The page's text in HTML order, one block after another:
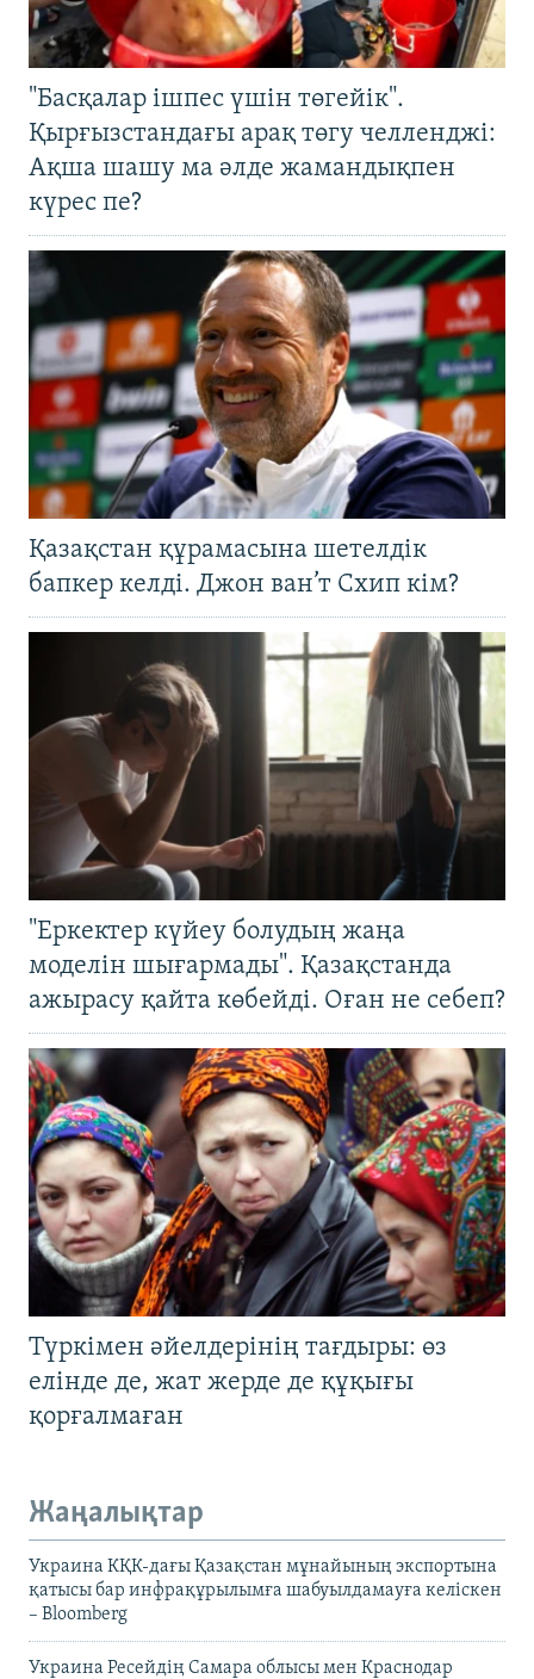
"Басқалар ішпес үшін төгейік".
Қырғызстандағы арақ төгу челленджі:
Ақша шашу ма әлде жамандықпен
күрес пе?
Қазақстан құрамасына шетелдік
бапкер келді. Джон ван’т Схип кім?
"Еркектер күйеу болудың жаңа
моделін шығармады". Қазақстанда
ажырасу қайта көбейді. Оған не себеп?
Түркімен әйелдерінің тағдыры: өз
елінде де, жат жерде де құқығы
қорғалмаған
Жаңалықтар
Украина КҚК-дағы Қазақстан мұнайының экспортына
қатысы бар инфрақұрылымға шабуылдамауға келіскен
– Bloomberg
Украина Ресейдің Самара облысы мен Краснодар